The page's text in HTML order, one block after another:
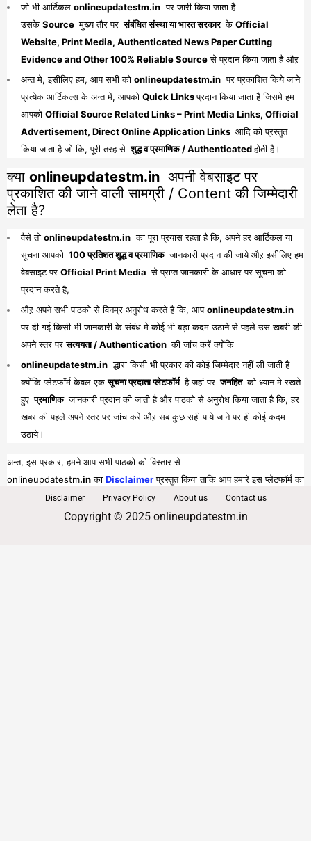
जो भी आर्टिकल onlineupdatestm.in पर जारी किया जाता है
उसके Source मुख्य तौर पर संबंधित संस्था या भारत सरकार के Official
Website, Print Media, Authenticated News Paper Cutting
Evidence and Other 100% Reliable Sourceसे प्रदान किया जाता है औऱ
अन्त मे, इसीलिए हम, आप सभी को onlineupdatestm.in पर प्रकाशित किये जाने
प्रत्येक आर्टिकल्स के अन्त में, आपको Quick Linksप्रदान किया जाता है जिसमे हम
आपको Official Source Related Links – Print Media Links, Official
Advertisement, Direct Online Application Links आदि को प्रस्तुत
किया जाता है जो कि, पूरी तरह से शुद्ध व प्रमाणिक / Authenticatedहोती है।
क्या onlineupdatestm.in अपनी वेबसाइट पर
प्रकाशित की जाने वाली सामग्री / Content की जिम्मेदारी
लेता है?
वैसे तो onlineupdatestm.in का पूरा प्रयास रहता है कि, अपने हर आर्टिकल या
सूचना आपको 100 प्रतिशत शुद्ध व प्रमाणिक जानकारी प्रदान की जाये औऱ इसीलिए हम
वेबसाइट पर Official Print Media से प्राप्त जानकारी के आधार पर सूचना को
प्रदान करते है,
औऱ अपने सभी पाठको से विनम्र अनुरोध करते है कि, आपonlineupdatestm.in
पर दी गई किसी भी जानकारी के संबंध मे कोई भी बड़ा कदम उठाने से पहले उस खबरी की
अपने स्तर परसत्ययता / Authentication की जांच करें क्योंकि
onlineupdatestm.in द्धारा किसी भी प्रकार की कोई जिम्मेदार नहीं ली जाती है
क्योंकि प्लेटफॉर्म केवल एकसूचना प्रदाता प्लेटफॉर्म है जहां पर जनहित को ध्यान मे रखते
हुए प्रमाणिक जानकारी प्रदान की जाती है औऱ पाठको से अनुरोध किया जाता है कि, हर
खबर की पहले अपने स्तर पर जांच करे औऱ सब कुछ सही पाये जाने पर ही कोई कदम
उठाये।
अन्त, इस प्रकार, हमने आप सभी पाठको को विस्तार से
onlineupdatestm.inका Disclaimerप्रस्तुत किया ताकि आप हमारे इस प्लेटफॉर्म का
पूरा व भरपूर लाभ प्राप्त कर सकें।
Disclaimer Privacy Policy About us Contact us
Copyright © 2025 onlineupdatestm.in